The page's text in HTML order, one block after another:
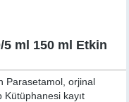
ml 150 ml Etkin
Parasetamol, orjinal
Kütüphanesi kayıt